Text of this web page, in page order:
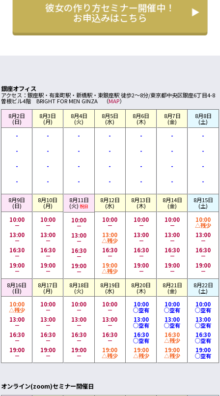
彼女の作り方セミナー開催中！
お申込みはこちら
銀座オフィス
アクセス：銀座駅・有楽町駅・新橋駅・東銀座駅 徒歩2～8分/東京都中央区銀座6丁目4-8
曽根ビル4階 BRIGHT FOR MEN GINZA （MAP）
8月2日
(日)
-
-
-
-
8月3日
(月)
-
-
-
-
8月4日
(火)
-
-
-
-
8月5日
(水)
-
-
-
-
8月6日
(木)
-
-
-
-
8月7日
(金)
-
-
-
-
8月8日
(土)
-
-
-
-
8月9日
(日)
10:00
－
13:00
－
16:30
－
19:00
－
8月10日
(月)
10:00
－
13:00
－
16:30
－
19:00
－
8月11日
(火) 祝日
10:00
－
13:00
－
16:30
－
19:00
－
8月12日
(水)
10:00
－
13:00
△残少
16:30
－
19:00
△残少
8月13日
(木)
10:00
－
13:00
－
16:30
－
19:00
－
8月14日
(金)
10:00
－
13:00
－
16:30
－
19:00
－
8月15日
(土)
10:00
△残少
13:00
－
16:30
－
19:00
－
8月16日
(日)
10:00
△残少
13:00
－
16:30
－
19:00
－
8月17日
(月)
10:00
－
13:00
－
16:30
－
19:00
－
8月18日
(火)
10:00
－
13:00
－
16:30
－
19:00
－
8月19日
(水)
10:00
－
13:00
－
16:30
－
19:00
△残少
8月20日
(木)
10:00
○空有
13:00
○空有
16:30
○空有
19:00
△残少
8月21日
(金)
10:00
○空有
13:00
○空有
16:30
△残少
19:00
△残少
8月22日
(土)
10:00
○空有
13:00
○空有
16:30
○空有
19:00
○空有
オンライン(zoom)セミナー開催日